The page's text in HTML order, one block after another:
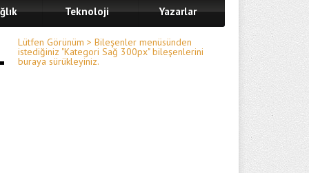
Teknoloji Yazarlar
Lütfen Görünüm > Bileşenler menüsünden
istediğiniz "Kategori Sağ 300px" bileşenlerini
buraya sürükleyiniz.